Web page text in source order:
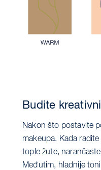
Budite kreativni
Nakon što postavite
makeupa. Kada
tople žute,
Međutim, hladnije